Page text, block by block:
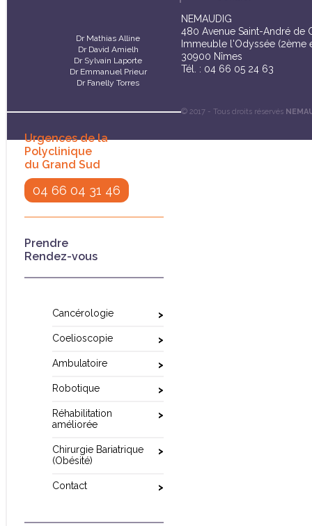
Dr Mathias Alline
Dr David Amielh
Dr Sylvain Laporte
Dr Emmanuel Prieur
Dr Fanelly Torres
Urgences de la
Polyclinique
du Grand Sud
04 66 04 31 46
Prendre
Rendez-vous
Cancérologie
Coelioscopie
Ambulatoire
Robotique
Réhabilitation
améliorée
Chirurgie Bariatrique
(Obésité)
Contact
NEMAUDIG
480 Avenue Saint-André de
Immeuble l'Odyssée (2ème
30900 Nîmes
Tél. : 04 66 05 24 63
© 2017 - Tous droits réservés